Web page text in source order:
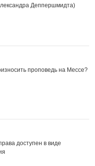
Деппершмидта)
проповедь на Мессе?
доступен в виде